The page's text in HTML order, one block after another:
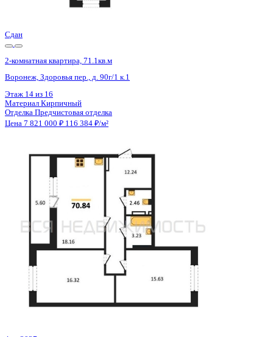
Цена 7 821 000 ₽ 116 384 ₽/м²
2-комнатная квартира, 71.1кв.м